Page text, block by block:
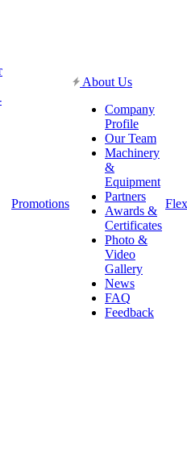
Promotions
About Us
Company
Profile
Our Team
Machinery
&
Equipment
Partners
Awards &
Certificates
Photo &
Video
Gallery
News
FAQ
Feedback